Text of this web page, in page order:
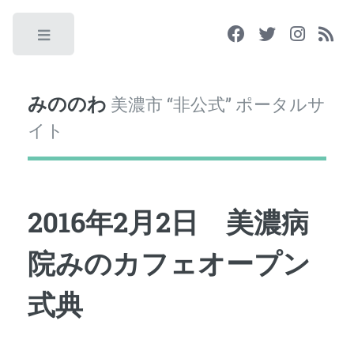
みののわ 美濃市 “非公式” ポータルサ
イト
2016年2月2日 美濃病
院みのカフェオープン
式典
Toggle